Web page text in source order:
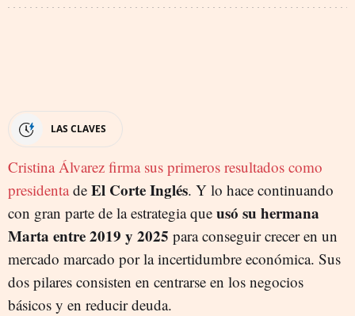
LAS CLAVES
Cristina Álvarez firma sus primeros resultados como
presidentade El Corte Inglés. Y lo hace continuando
con gran parte de la estrategia que usó su hermana
Marta entre 2019 y 2025 para conseguir crecer en un
mercado marcado por la incertidumbre económica. Sus
dos pilares consisten en centrarse en los negocios
básicos y en reducir deuda.